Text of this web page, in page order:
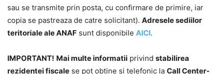
sau se transmite prin posta, cu confirmare de primire, iar
copia se pastreaza de catre solicitant). Adresele sediilor
teritoriale ale ANAF sunt disponibile AICI.
IMPORTANT! Mai multe informatii privind stabilirea
rezidentei fiscale se pot obtine si telefonic la Call Center-